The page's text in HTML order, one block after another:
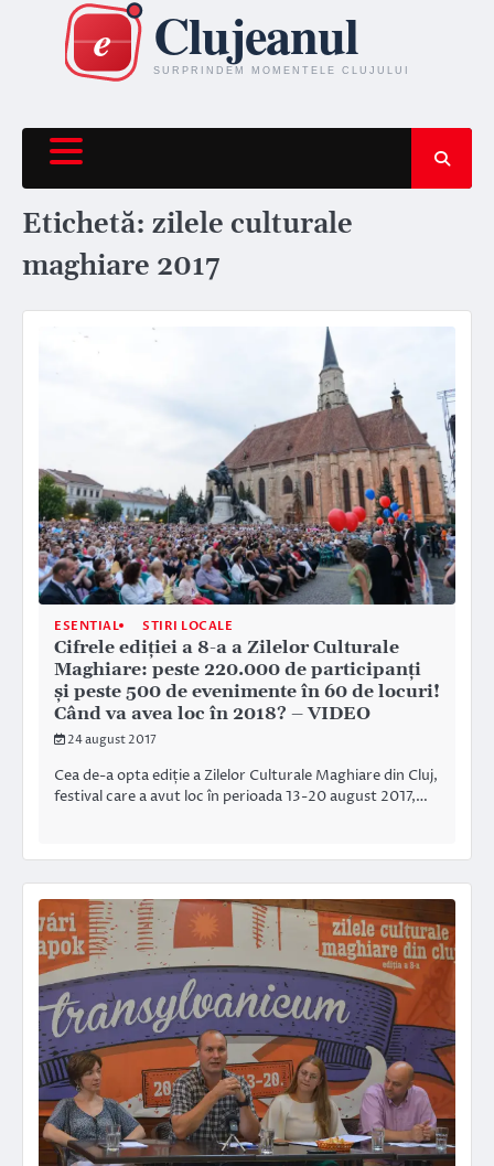
content
Etichetă: zilele culturale
maghiare 2017
ESENTIAL STIRI LOCALE
Cifrele ediţiei a 8-a a Zilelor Culturale
Maghiare: peste 220.000 de participanţi
şi peste 500 de evenimente în 60 de locuri!
Când va avea loc în 2018? – VIDEO
24 august 2017
Cea de-a opta ediție a Zilelor Culturale Maghiare din Cluj,
festival care a avut loc în perioada 13-20 august 2017,…